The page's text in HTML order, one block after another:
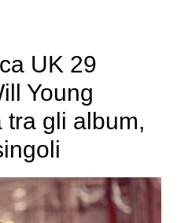
UK 29
Young
tra gli album,